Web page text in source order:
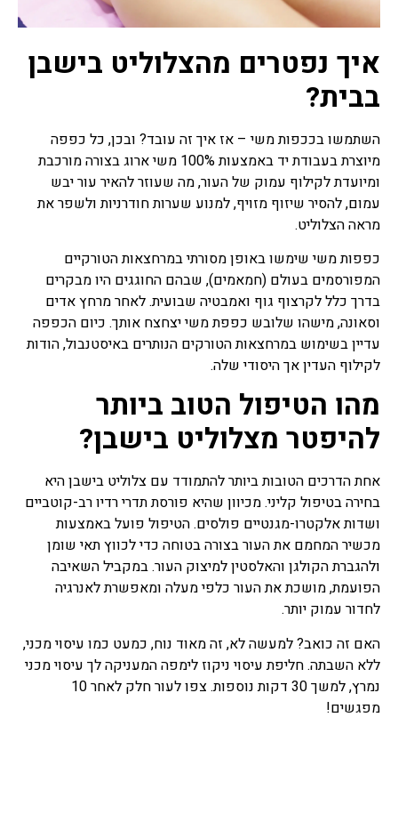
איך נפטרים מהצלוליט בישבן
בבית?
השתמשו בככפות משי – אז איך זה עובד? ובכן, כל כפפה
מיוצרת בעבודת יד באמצעות 100% משי ארוג בצורה מורכבת
ומיועדת לקילוף עמוק של העור, מה שעוזר להאיר עור יבש
עמום, להסיר שיזוף מזויף, למנוע שערות חודרניות ולשפר את
מראה הצלוליט.
כפפות משי שימשו באופן מסורתי במרחצאות הטורקיים
המפורסמים בעולם (חמאמים), שבהם החוגגים היו מבקרים
בדרך כלל לקרצוף גוף ואמבטיה שבועית. לאחר מרחץ אדים
וסאונה, מישהו שלובש כפפת משי יצחצח אותך. כיום הכפפה
עדיין בשימוש במרחצאות הטורקים הנותרים באיסטנבול, הודות
לקילוף העדין אך היסודי שלה.
מהו הטיפול הטוב ביותר
להיפטר מצלוליט בישבן?
אחת הדרכים הטובות ביותר להתמודד עם צלוליט בישבן היא
בחירה בטיפול קליני. מכיוון שהיא פורסת תדרי רדיו רב-קוטביים
ושדות אלקטרו-מגנטיים פולסים. הטיפול פועל באמצעות
מכשיר המחמם את העור בצורה בטוחה כדי לכווץ תאי שומן
ולהגברת הקולגן והאלסטין למיצוק העור. במקביל השאיבה
הפועמת, מושכת את העור כלפי מעלה ומאפשרת לאנרגיה
לחדור עמוק יותר.
האם זה כואב? למעשה לא, זה מאוד נוח, כמעט כמו עיסוי מכני,
ללא השבתה. חליפת עיסוי ניקוז לימפה המעניקה לך עיסוי מכני
נמרץ, למשך 30 דקות נוספות. צפו לעור חלק לאחר 10
מפגשים!